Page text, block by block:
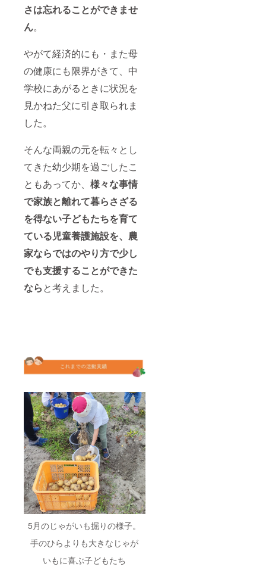
さは忘れることができませ
ん。
やがて経済的にも・また母
の健康にも限界がきて、中
学校にあがるときに状況を
見かねた父に引き取られま
した。
そんな両親の元を転々とし
てきた幼少期を過ごしたこ
ともあってか、 様々な事情
で家族と離れて暮らさざる
を得ない子どもたちを育て
ている児童養護施設を、農
家ならではのやり方で少し
でも支援することができた
ならと考えました。
5月のじゃがいも掘りの様子。
手のひらよりも大きなじゃが
いもに喜ぶ子どもたち